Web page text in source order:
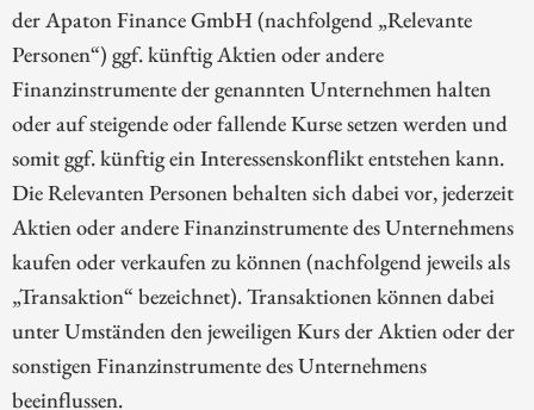
der Apaton Finance GmbH (nachfolgend „Relevante
Personen“) ggf. künftig Aktien oder andere
Finanzinstrumente der genannten Unternehmen halten
oder auf steigende oder fallende Kurse setzen werden und
somit ggf. künftig ein Interessenskonflikt entstehen kann.
Die Relevanten Personen behalten sich dabei vor, jederzeit
Aktien oder andere Finanzinstrumente des Unternehmens
kaufen oder verkaufen zu können (nachfolgend jeweils als
„Transaktion“ bezeichnet). Transaktionen können dabei
unter Umständen den jeweiligen Kurs der Aktien oder der
sonstigen Finanzinstrumente des Unternehmens
beeinflussen.